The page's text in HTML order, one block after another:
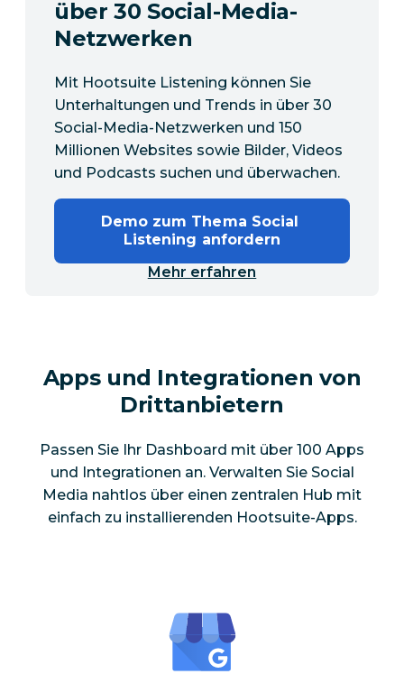
über 30 Social-Media-
Netzwerken
Mit Hootsuite Listening können Sie
Unterhaltungen und Trends in über 30
Social-Media-Netzwerken und 150
Millionen Websites sowie Bilder, Videos
und Podcasts suchen und überwachen.
Demo zum Thema Social
Listening anfordern
Mehr erfahren
Apps und Integrationen von
Drittanbietern
Passen Sie Ihr Dashboard mit über 100 Apps
und Integrationen an. Verwalten Sie Social
Media nahtlos über einen zentralen Hub mit
einfach zu installierenden Hootsuite-Apps.